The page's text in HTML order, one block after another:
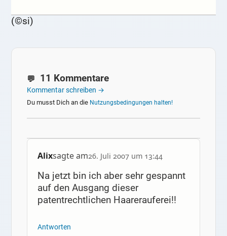
(©si)
11 Kommentare
Kommentar schreiben →
Du musst Dich an die Nutzungsbedingungen halten!
Alixsagte am26. Juli 2007 um 13:44
Na jetzt bin ich aber sehr gespannt
auf den Ausgang dieser
patentrechtlichen Haarerauferei!!
Antworten